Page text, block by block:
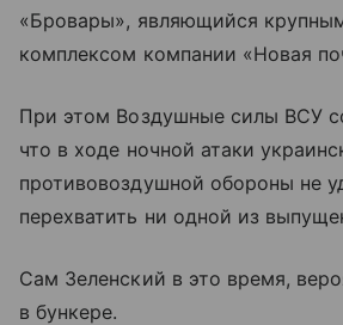
«Бровары», являющийся
комплексом компании «Новая
При этом Воздушные силы ВСУ
что в ходе ночной атаки
противовоздушной обороны не
перехватить ни одной из
Сам Зеленский в это время,
в бункере.